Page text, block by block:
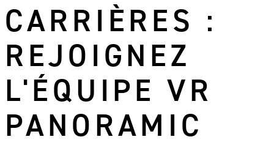
CARRIÈRES :
REJOIGNEZ
L'ÉQUIPE VR
PANORAMIC